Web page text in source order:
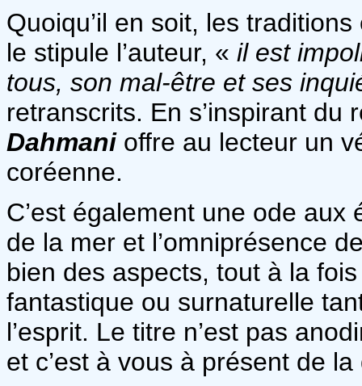
Quoiqu’il en soit, les
le stipule l’auteur, « il est
tous, son mal-être et ses
retranscrits. En s’inspirant
Dahmanioffre au lecteur un
coréenne.
C’est également une ode
de la mer et l’omniprésence
bien des aspects, tout à la
fantastique ou surnaturelle
l’esprit. Le titre n’est pas
et c’est à vous à présent de